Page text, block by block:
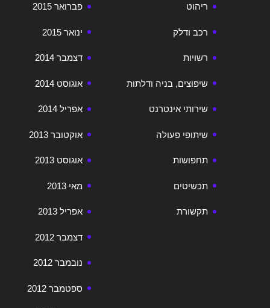
פברואר 2015
ינואר 2015
דצמבר 2014
אוגוסט 2014
אפריל 2014
אוקטובר 2013
אוגוסט 2013
מאי 2013
אפריל 2013
דצמבר 2012
נובמבר 2012
ספטמבר 2012
ריהוט
רכב ודלק
רשויות
שיפוצים, בניה ודלתות
שירותי אינטרנט
שיתופי פעולה
תחפושות
תכשיטים
תקשורת